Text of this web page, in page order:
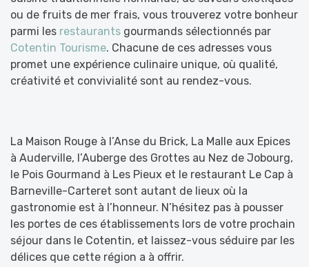
ou de fruits de mer frais, vous trouverez votre bonheur
parmi les restaurants gourmands sélectionnés par
Cotentin Tourisme. Chacune de ces adresses vous
promet une expérience culinaire unique, où qualité,
créativité et convivialité sont au rendez-vous.
La Maison Rouge à l’Anse du Brick, La Malle aux Epices
à Auderville, l’Auberge des Grottes au Nez de Jobourg,
le Pois Gourmand à Les Pieux et le restaurant Le Cap à
Barneville-Carteret sont autant de lieux où la
gastronomie est à l’honneur. N’hésitez pas à pousser
les portes de ces établissements lors de votre prochain
séjour dans le Cotentin, et laissez-vous séduire par les
délices que cette région a à offrir.